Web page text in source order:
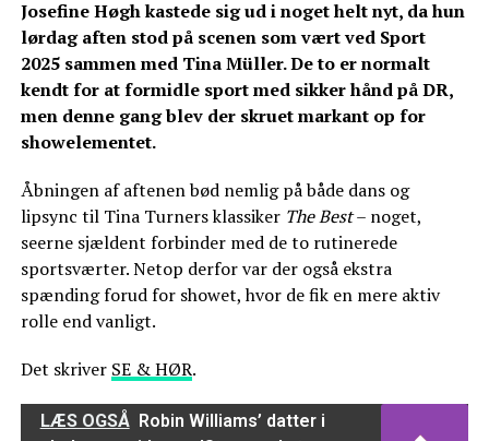
Josefine Høgh kastede sig ud i noget helt nyt, da hun
lørdag aften stod på scenen som vært ved Sport
2025 sammen med Tina Müller. De to er normalt
kendt for at formidle sport med sikker hånd på DR,
men denne gang blev der skruet markant op for
showelementet.
Åbningen af aftenen bød nemlig på både dans og
lipsync til Tina Turners klassiker The Best– noget,
seerne sjældent forbinder med de to rutinerede
sportsværter. Netop derfor var der også ekstra
spænding forud for showet, hvor de fik en mere aktiv
rolle end vanligt.
Det skriver SE & HØR.
LÆS OGSÅ Robin Williams’ datter i